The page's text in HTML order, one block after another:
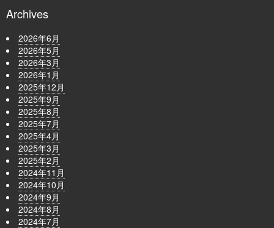
Archives
2026年6月
2026年5月
2026年3月
2026年1月
2025年12月
2025年9月
2025年8月
2025年7月
2025年4月
2025年3月
2025年2月
2024年11月
2024年10月
2024年9月
2024年8月
2024年7月